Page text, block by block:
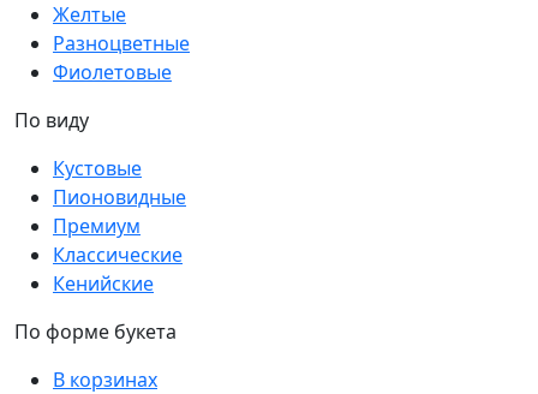
Желтые
Разноцветные
Фиолетовые
По виду
Кустовые
Пионовидные
Премиум
Классические
Кенийские
По форме букета
В корзинах